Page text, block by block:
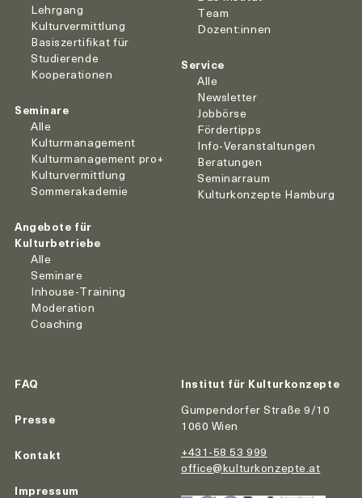
Lehrgang
Kulturvermittlung
Basiszertifikat für
Studierende
Kooperationen
Seminare
Alle
Kulturmanagement
Kulturmanagement pro+
Kulturvermittlung
Sommerakademie
Angebote für
Kulturbetriebe
Alle
Seminare
Inhouse-Training
Moderation
Coaching
Team
Dozent:innen
Service
Alle
Newsletter
Jobbörse
Fördertipps
Info-Veranstaltungen
Beratungen
Seminarraum
Kulturkonzepte Hamburg
FAQ
Presse
Kontakt
Impressum
Institut für Kulturkonzepte
Gumpendorfer Straße 9/10
1060 Wien
+431-58 53 999
office@kulturkonzepte.at